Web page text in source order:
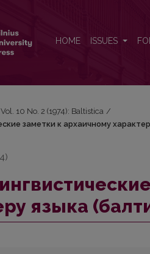
HOME ISSUES
Vol. 10 No. 2 (1974): Baltistica /
заметки к архаичному
языка